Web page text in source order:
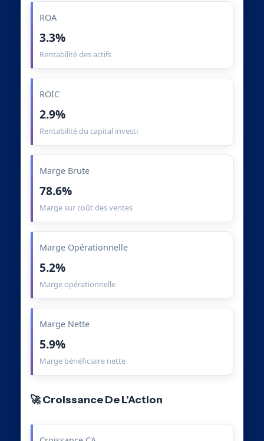
ROA
3.3%
Rentabilité des actifs
ROIC
2.9%
Rentabilité du capital investi
Marge Brute
78.6%
Marge sur coût des ventes
Marge Opérationnelle
5.2%
Marge opérationnelle
Marge Nette
5.9%
Marge bénéficiaire nette
🚀 Croissance De L’Action